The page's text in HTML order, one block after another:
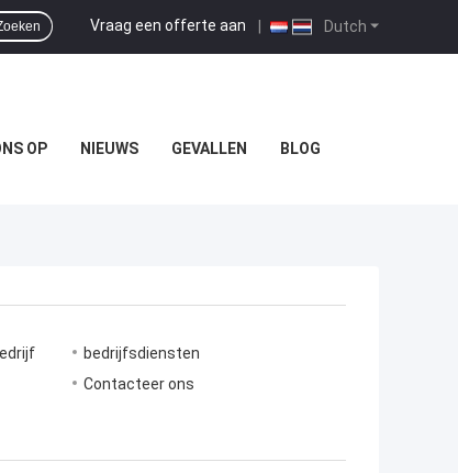
Dutch
Vraag een offerte aan |
OP NIEUWS GEVALLEN BLOG
bedrijfsdiensten
Contacteer ons